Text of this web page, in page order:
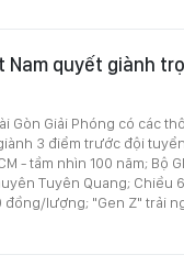
Nam quyết giành
Gòn Giải Phóng có các
3 điểm trước đội
- tầm nhìn 100 năm; Bộ
Tuyên Quang; Chiều
đồng/lượng; "Gen Z" trải